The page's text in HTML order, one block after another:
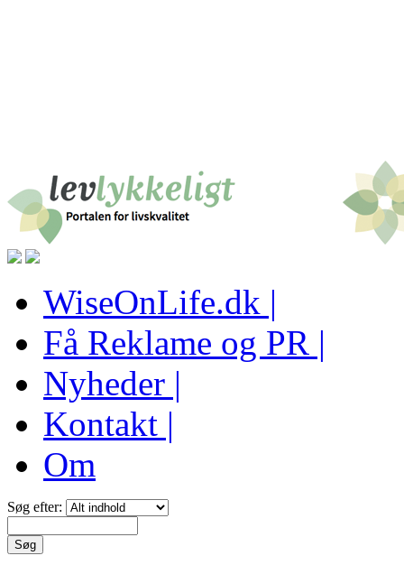
WiseOnLife.dk |
Få Reklame og PR |
Nyheder |
Kontakt |
Om
Søg efter: